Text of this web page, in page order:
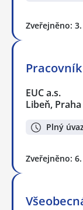
Zveřejněno:
EUC a.s.
Libeň, Praha
Plný
Zveřejněno: